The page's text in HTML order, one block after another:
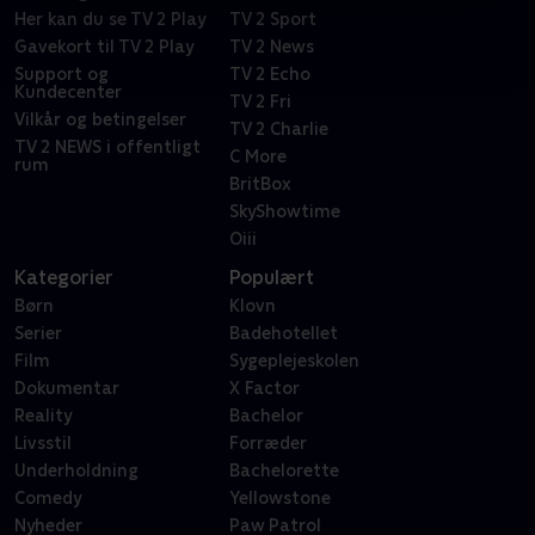
Her kan du se TV 2 Play
Gavekort til TV 2 Play
Support og
Kundecenter
Vilkår og betingelser
TV 2 NEWS i offentligt
rum
TV 2 Sport
TV 2 News
TV 2 Echo
TV 2 Fri
TV 2 Charlie
C More
BritBox
SkyShowtime
Oiii
Kategorier
Børn
Serier
Film
Dokumentar
Reality
Livsstil
Underholdning
Comedy
Nyheder
Populært
Klovn
Badehotellet
Sygeplejeskolen
X Factor
Bachelor
Forræder
Bachelorette
Yellowstone
Paw Patrol